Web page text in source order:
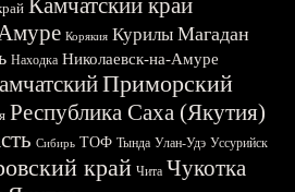
Камчатский край
Корякия Курилы Магадан
Находка Николаевск-на-Амуре
Приморский
Республика Саха (Якутия)
Сибирь ТОФ Тында Улан-Удэ Уссурийск
край Чита Чукотка